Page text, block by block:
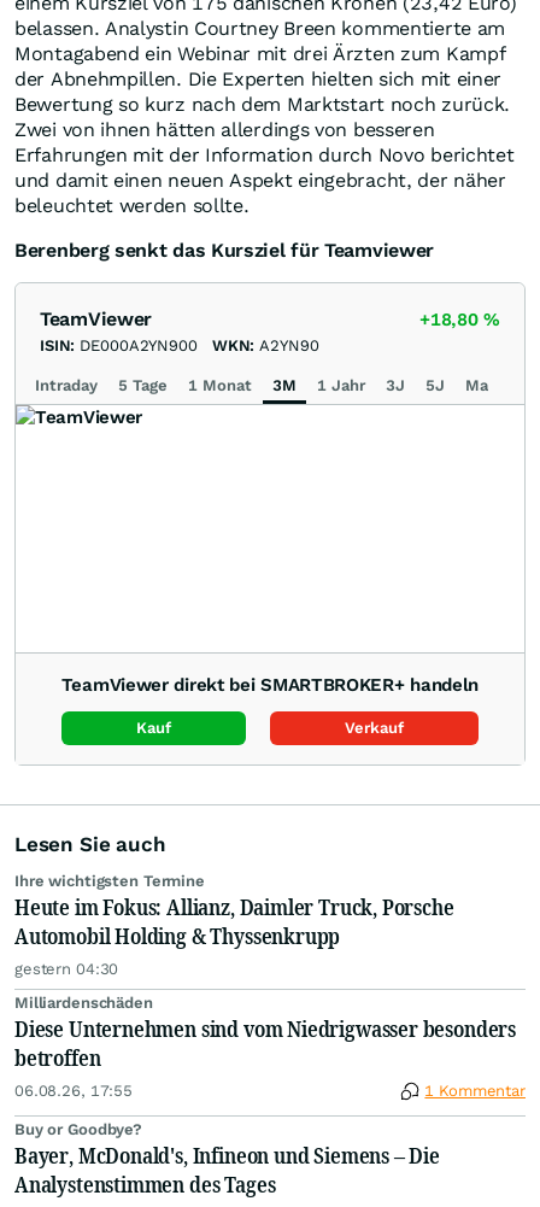
belassen. Analystin Courtney Breen kommentierte am
Montagabend ein Webinar mit drei Ärzten zum Kampf
der Abnehmpillen. Die Experten hielten sich mit einer
Bewertung so kurz nach dem Marktstart noch zurück.
Zwei von ihnen hätten allerdings von besseren
Erfahrungen mit der Information durch Novo berichtet
und damit einen neuen Aspekt eingebracht, der näher
beleuchtet werden sollte.
Berenberg senkt das Kursziel für Teamviewer
TeamViewer +18,80%
ISIN: DE000A2YN900 WKN: A2YN90
Intraday 5 Tage 1 Monat 3M 1 Jahr 3J 5J Max
TeamViewer direkt bei SMARTBROKER+ handeln
Kauf Verkauf
Lesen Sie auch
Ihre wichtigsten Termine
Heute im Fokus: Allianz, Daimler Truck, Porsche
Automobil Holding & Thyssenkrupp
gestern 04:30
Milliardenschäden
Diese Unternehmen sind vom Niedrigwasser besonders
betroffen
06.08.26, 17:55 1 Kommentar
Buy or Goodbye?
Bayer, McDonald's, Infineon und Siemens – Die
Analystenstimmen des Tages